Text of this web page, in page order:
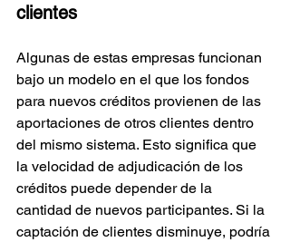
clientes
Algunas de estas empresas funcionan
bajo un modelo en el que los fondos
para nuevos créditos provienen de las
aportaciones de otros clientes dentro
del mismo sistema. Esto significa que
la velocidad de adjudicación de los
créditos puede depender de la
cantidad de nuevos participantes. Si la
captación de clientes disminuye, podría